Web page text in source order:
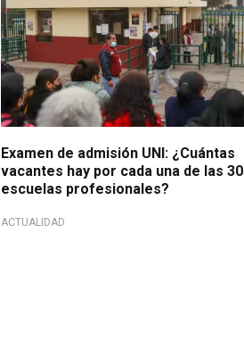
Examen de admisión UNI: ¿Cuántas
vacantes hay por cada una de las 30
escuelas profesionales?
ACTUALIDAD